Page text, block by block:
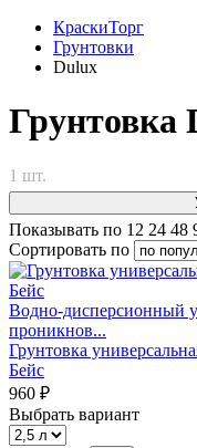
КраскиТорг
Грунтовки
Dulux
Грунтовка
1 шт.
Показывать по 12 24 48
Сортировать по
Водно-дисперсионный
проникнов...
Грунтовка
Бейс
960 ₽
Выбрать вариант